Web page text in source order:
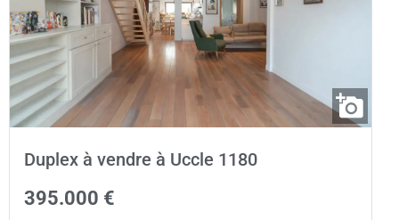
Duplex à vendre à Uccle 1180
395.000 €